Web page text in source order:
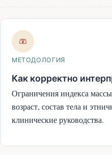
МЕТОДОЛОГИЯ
Как корректно
Ограничения индекса
возраст, состав тела и
клинические руководства.